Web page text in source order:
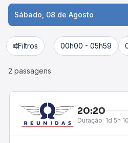
Sábado, 08 de Agosto
Filtros 00h00 - 05h59
2 passagens
20:20
Duração: 1d 5h